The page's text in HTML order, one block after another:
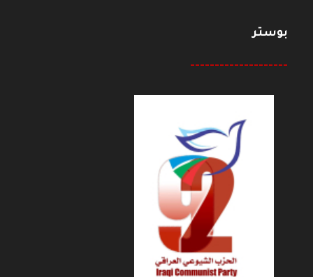
بوستر
--------------------